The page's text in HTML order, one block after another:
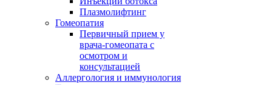
Плазмолифтинг
Гомеопатия
Первичный прием у
врача-гомеопата с
осмотром и
консультацией
Аллергология и иммунология